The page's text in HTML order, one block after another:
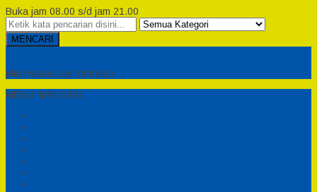
Buka jam 08.00 s/d jam 21.00
MENCARI
Min Haitsu Laa Yahtasib
MENU NAVIGASI